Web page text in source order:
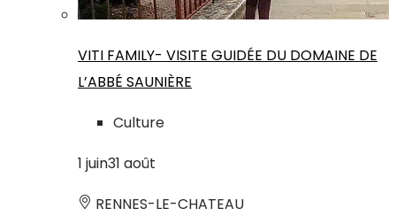
VITI FAMILY- VISITE GUIDÉE DU DOMAINE DE
L’ABBÉ SAUNIÈRE
Culture
1 juin31 août
RENNES-LE-CHATEAU